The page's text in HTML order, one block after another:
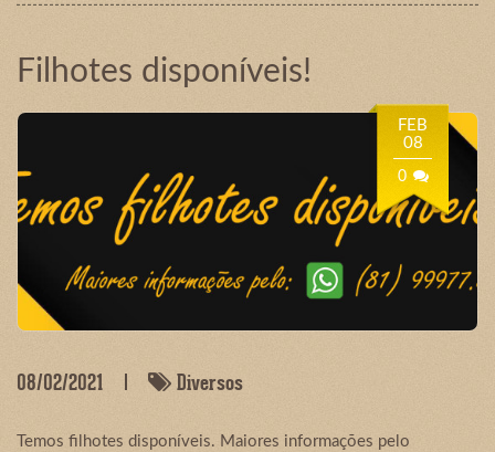
Filhotes disponíveis!
FEB
08
0
08/02/2021 Diversos
Temos filhotes disponíveis. Maiores informações pelo